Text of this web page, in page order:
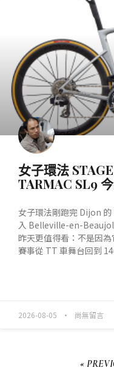
女子環法
TARMAC SL9
女子環法剛跑完 Dijon
入 Belleville-en-
昨天更值得看：不是因
賽事從 TT 車舞台回到
2026-08-05 尚無留言
«